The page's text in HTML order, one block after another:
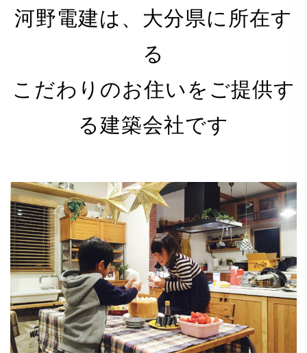
河野電建は、大分県に所在す
る
こだわりのお住いをご提供す
る建築会社です
PRIVACY POLICY
有限会社 河野電建（以下「当社」）は、以下のとお
り個人情報保護方針を定め、個人情報保護の仕組みを
個人情報の管理
当社は、お客さまの個人情報を正確かつ最新の状態に
保ち、個人情報への不正アクセス・紛失・破損・改ざ
ん・漏洩などを防止するため、セキュリティシステム
の維持・管理体制の整備・社員教育の徹底等の必要な
措置を講じ、安全対策を実施し個人情報の厳重な管理